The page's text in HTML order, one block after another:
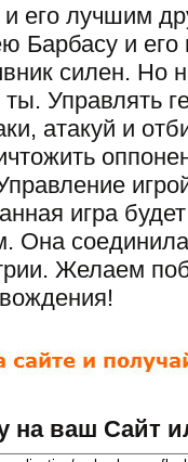
его лучшим
Барбасу и его
силен. Но
Управлять
атакуй и
игра
Она
Желаем
на ваш Сайт